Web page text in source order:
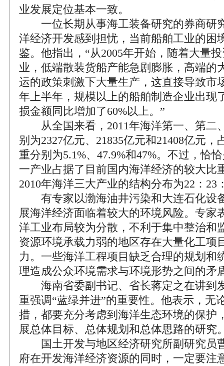
业发展定位基本一致。
一位长期从事海工装备研究的券商研
洋经济开发感到担忧，当前船舶工业的困
鉴。他指出，“从2005年开始，随着大量
业，低端散装货船产能急剧膨胀，高端的
运的政策刺激下大量生产，这直接导致市
年上半年，规模以上的船舶制造企业出现
损金额同比增加了60%以上。”
从全国来看，2011年海洋第一、第二
别为2327亿元、21835亿元和21408亿元
重分别为5.1%、47.9%和47%。不过，恰
一产业占据了目前国内海洋经济的较大比
2010年海洋三大产业的结构分布为22：23
有专家以渤海油井污染和大连石化设
展海洋经济面临着较大的环境风险。专家
洋工业布局较为分散，不利于集中整治和
资源环境承载力弱的地区存在大量化工项
力。一些海洋工程项目缺乏合理的规划和
理造成公众环境需求与环境形势之间的矛
海南省委副书记、省长蒋定之在讲到
重强调“蓝绿并进”的重要性。他表示，无
措，都要充分考虑到海洋生态环境的保护
展总体目标、总体规划和总体思路的研究
国土开发与地区经济研究所副研究员
府在开发海洋经济资源的同时，一定要注